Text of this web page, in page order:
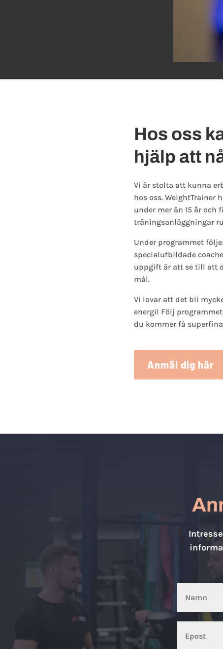
Hos oss
hjälp att
Vi är stolta att kunna
hos oss. WeightTrainer
under mer än 15 år och
träningsanläggningar
Under programmet
specialutbildade
uppgift är att se till att
mål.
Vi lovar att det bli
energi! Följ
du kommer få
Anmäl dig här